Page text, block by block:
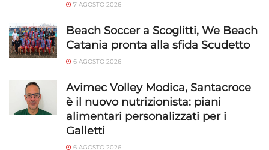
7 AGOSTO 2026
Beach Soccer a Scoglitti, We Beach
Catania pronta alla sfida Scudetto
6 AGOSTO 2026
Avimec Volley Modica, Santacroce
è il nuovo nutrizionista: piani
alimentari personalizzati per i
Galletti
6 AGOSTO 2026